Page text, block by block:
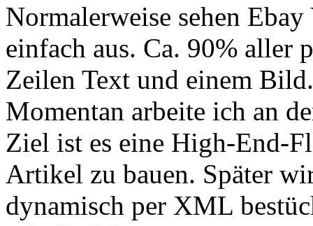
Normalerweise sehen
einfach aus. Ca. 90% aller
Zeilen Text und einem
Momentan arbeite ich an
Ziel ist es eine High-End-
Artikel zu bauen. Später
dynamisch per XML